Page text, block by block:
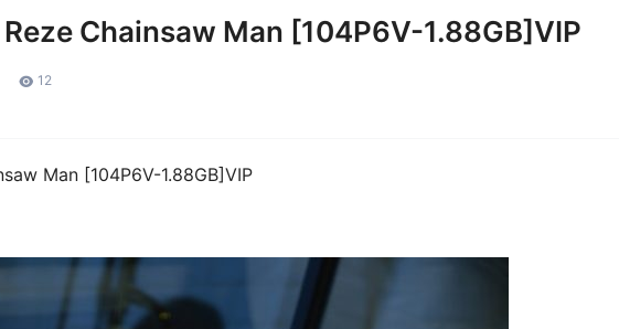
Reze Chainsaw Man [104P6V-1.88GB]VIP
12
Man [104P6V-1.88GB]VIP